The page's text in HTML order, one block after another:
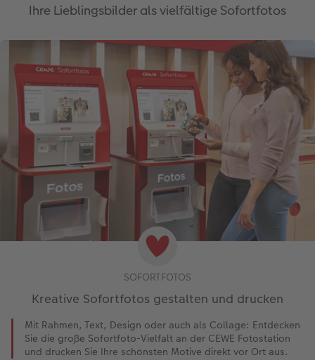
Ihre Lieblingsbilder als vielfältige Sofortfotos
SOFORTFOTOS
Kreative Sofortfotos gestalten und drucken
Mit Rahmen, Text, Design oder auch als Collage: Entdecken
Sie die große Sofortfoto-Vielfalt an der CEWE Fotostation
und drucken Sie Ihre schönsten Motive direkt vor Ort aus.